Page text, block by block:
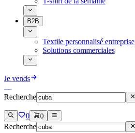
B2B
Textile personnalisé entreprise
Solutions commerciales
Je vends
Recherche
0 0
Recherche